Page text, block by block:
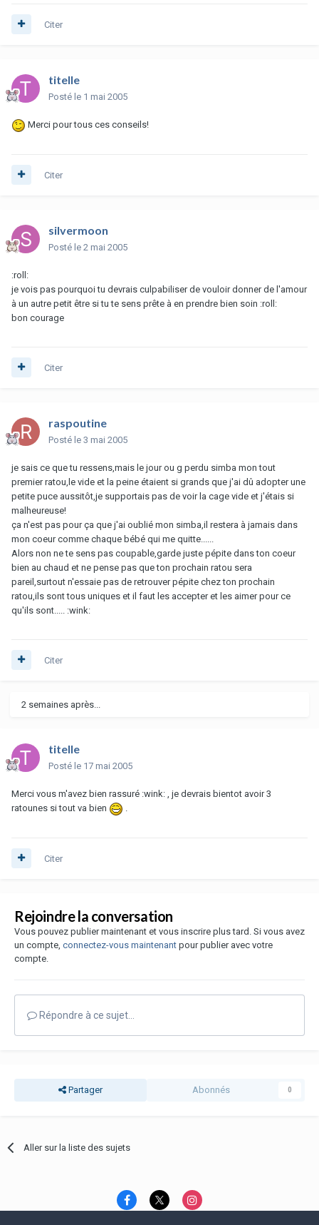
Citer
titelle
Posté le 1 mai 2005
Merci pour tous ces conseils!
Citer
silvermoon
Posté le 2 mai 2005
:roll:
je vois pas pourquoi tu devrais culpabiliser de vouloir donner de l'amour
à un autre petit être si tu te sens prête à en prendre bien soin :roll:
bon courage
Citer
raspoutine
Posté le 3 mai 2005
je sais ce que tu ressens,mais le jour ou g perdu simba mon tout
premier ratou,le vide et la peine étaient si grands que j'ai dû adopter une
petite puce aussitôt,je supportais pas de voir la cage vide et j'étais si
malheureuse!
ça n'est pas pour ça que j'ai oublié mon simba,il restera à jamais dans
mon coeur comme chaque bébé qui me quitte......
Alors non ne te sens pas coupable,garde juste pépite dans ton coeur
bien au chaud et ne pense pas que ton prochain ratou sera
pareil,surtout n'essaie pas de retrouver pépite chez ton prochain
ratou,ils sont tous uniques et il faut les accepter et les aimer pour ce
qu'ils sont..... :wink:
Citer
2 semaines après...
titelle
Posté le 17 mai 2005
Merci vous m'avez bien rassuré :wink: , je devrais bientot avoir 3
ratounes si tout va bien
Citer
Rejoindre la conversation
Vous pouvez publier maintenant et vous inscrire plus tard. Si vous avez
un compte, connectez-vous maintenant pour publier avec votre
compte.
Répondre à ce sujet…
Partager Abonnés 0
Aller sur la liste des sujets